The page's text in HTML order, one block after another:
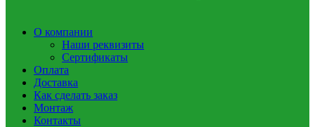
О компании
Наши реквизиты
Сертификаты
Оплата
Доставка
Как сделать заказ
Монтаж
Контакты